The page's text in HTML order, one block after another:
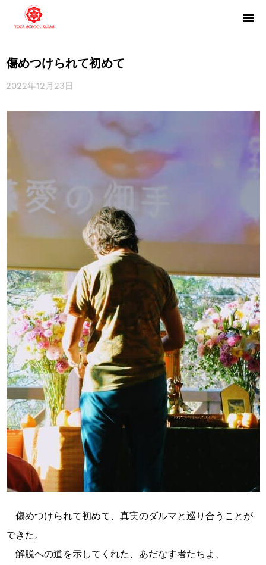
傷めつけられて初めて
2022年12月23日
傷めつけられて初めて、真実のダルマと巡り合うことが
できた。
解脱への道を示してくれた、あだなす者たちよ、